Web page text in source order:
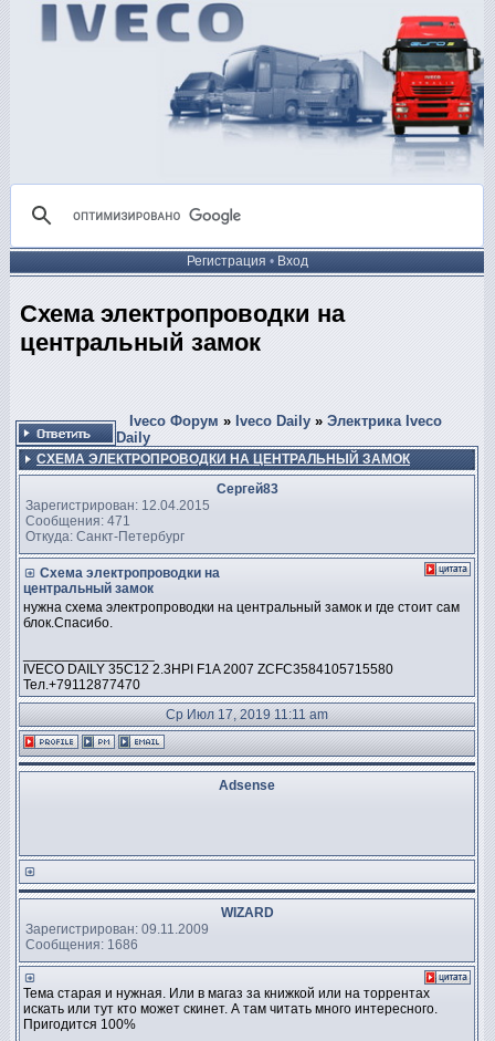
Регистрация • Вход
Схема электропроводки на
центральный замок
Iveco Форум » Iveco Daily » Электрика Iveco
Daily
СХЕМА ЭЛЕКТРОПРОВОДКИ НА ЦЕНТРАЛЬНЫЙ ЗАМОК
Сергей83
Зарегистрирован: 12.04.2015
Сообщения: 471
Откуда: Санкт-Петербург
Схема электропроводки на
центральный замок
нужна схема электропроводки на центральный замок и где стоит сам
блок.Спасибо.
IVECO DAILY 35C12 2.3HPI F1A 2007 ZCFC3584105715580
Тел.+79112877470
Ср Июл 17, 2019 11:11 am
Adsense
WIZARD
Зарегистрирован: 09.11.2009
Сообщения: 1686
Тема старая и нужная. Или в магаз за книжкой или на торрентах
искать или тут кто может скинет. А там читать много интересного.
Пригодится 100%